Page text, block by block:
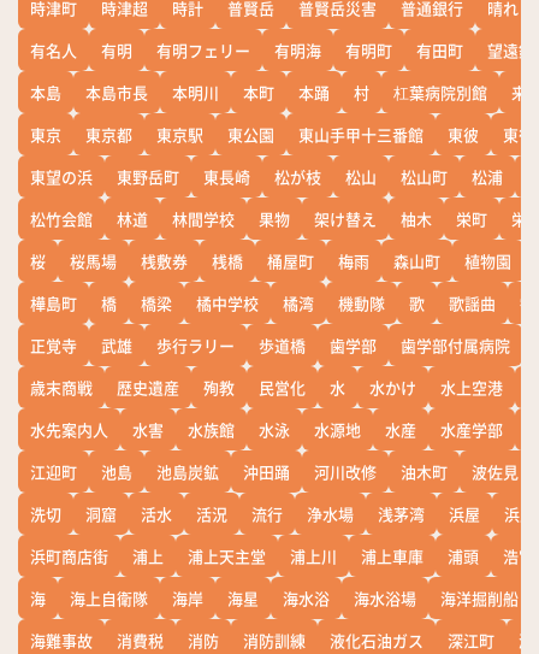
時津町
時津超 時計 普賢岳 普賢岳災害 普通銀行
晴れ
有名人
有明 有明フェリー 有明海 有明町 有田町
望遠鏡
本島
本島市長 本明川 本町 本踊 村 杠葉病院別館
来
東京
東京都 東京駅 東公園 東山手甲十三番館 東彼
東彼
東望の浜
東野岳町 東長崎 松が枝 松山 松山町 松浦
松竹会館
林道 林間学校 果物 架け替え 柚木 栄町
栄
桜
桜馬場 桟敷券 桟橋 桶屋町 梅雨 森山町 植物園
樺島町
橋 橋梁 橘中学校 橘湾 機動隊 歌 歌謡曲
正覚寺
武雄 歩行ラリー 歩道橋 歯学部 歯学部付属病院
歳末商戦
歴史遺産 殉教 民営化 水 水かけ 水上空港
水先案内人
水害 水族館 水泳 水源地 水産 水産学部
江迎町
池島 池島炭鉱 沖田踊 河川改修 油木町
波佐見
洗切
洞窟 活水 活況 流行 浄水場 浅茅湾 浜屋
浜
浜町商店街
浦上 浦上天主堂 浦上川 浦上車庫 浦頭
浩宮
海
海上自衛隊 海岸 海星 海水浴 海水浴場
海洋掘削船
海難事故
消費税 消防 消防訓練 液化石油ガス 深江町
淵